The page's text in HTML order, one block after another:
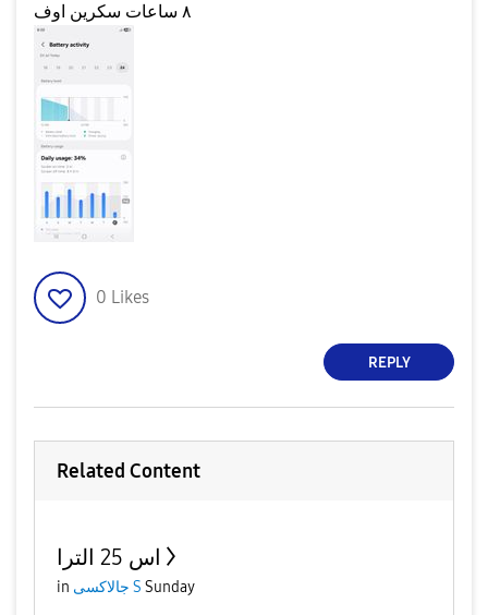
٨ ساعات سكرين اوف
0 Likes
REPLY
Related Content
اس 25 الترا
in جالاكسى S Sunday